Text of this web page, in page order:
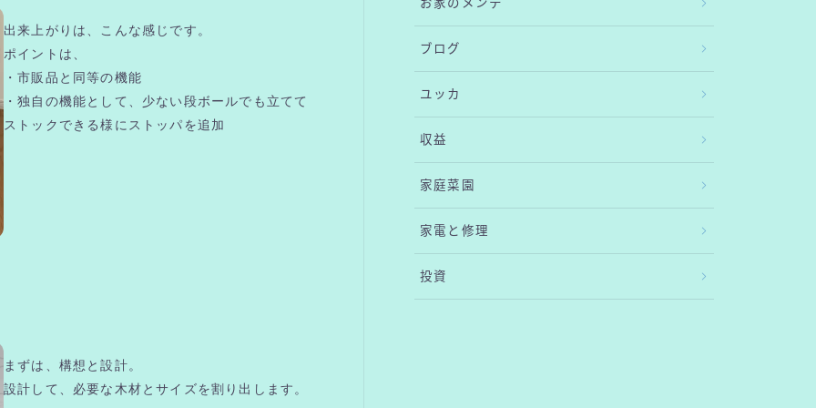
出来上がりは、こんな感じです。
ポイントは、
・市販品と同等の機能
・独自の機能として、少ない段ボールでも立てて
ストックできる様にストッパを追加
まずは、構想と設計。
設計して、必要な木材とサイズを割り出します。
お家のメンテ
ブログ
ユッカ
収益
家庭菜園
家電と修理
投資